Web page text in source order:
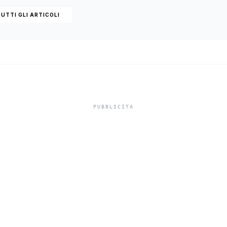
GLI ARTICOLI